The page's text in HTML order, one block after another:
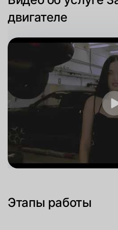
двигателе
Этапы работы